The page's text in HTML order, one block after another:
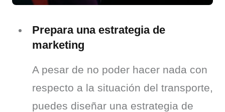
Prepara una estrategia de
marketing
A pesar de no poder hacer nada con
respecto a la situación del transporte,
puedes diseñar una estrategia de